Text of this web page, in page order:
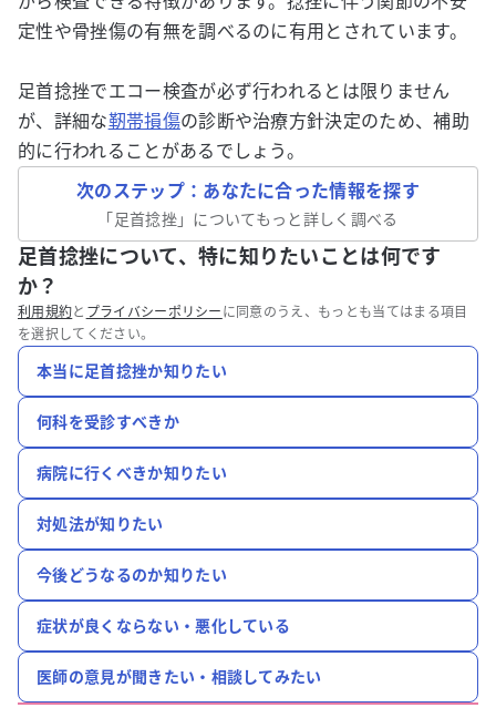
定性や骨挫傷の有無を調べるのに有用とされています。
足首捻挫でエコー検査が必ず行われるとは限りません
が、詳細な靭帯損傷の診断や治療方針決定のため、補助
的に行われることがあるでしょう。
次のステップ：あなたに合った情報を探す
「足首捻挫 」についてもっと詳しく調べる
足首捻挫について、特に知りたいことは何です
か？
利用規約と プライバシーポリシー に同意のうえ、もっとも当てはまる項目
を選択してください。
本当に足首捻挫か知りたい
何科を受診すべきか
病院に行くべきか知りたい
対処法が知りたい
今後どうなるのか知りたい
症状が良くならない・悪化している
医師の意見が聞きたい・相談してみたい